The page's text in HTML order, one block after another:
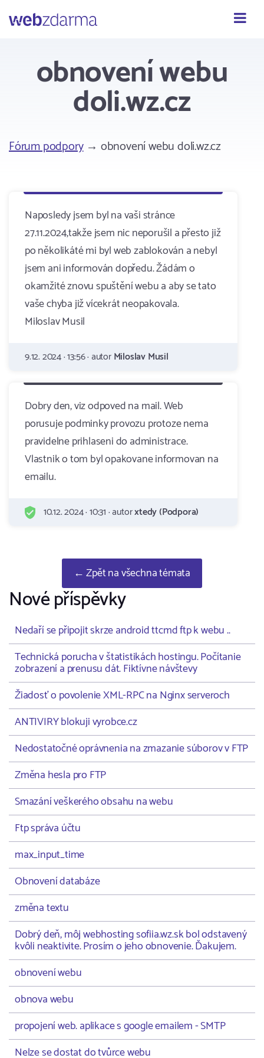
Webzdarma
obnovení webu
doli.wz.cz
Fórum podpory→ obnovení webu doli.wz.cz
Naposledy jsem byl na vaši stránce
27.11.2024,takže jsem nic neporušil a přesto již
po několikáté mi byl web zablokován a nebyl
jsem ani informován dopředu. Žádám o
okamžité znovu spuštění webu a aby se tato
vaše chyba již vícekrát neopakovala.
Miloslav Musil
9.12. 2024 · 13:56 · autorMiloslav Musil
Dobry den, viz odpoved na mail. Web
porusuje podminky provozu protoze nema
pravidelne prihlaseni do administrace.
Vlastnik o tom byl opakovane informovan na
emailu.
10.12. 2024 · 10:31 · autorxtedy (Podpora)
← Zpět na všechna témata
Nové příspěvky
Nedaří se připojit skrze android ttcmd ftp k webu ..
Technická porucha v štatistikách hostingu. Počítanie
zobrazení a prenusu dát. Fiktívne návštevy
Žiadosť o povolenie XML-RPC na Nginx serveroch
ANTIVIRY blokuji vyrobce.cz
Nedostatočné oprávnenia na zmazanie súborov v FTP
Změna hesla pro FTP
Smazání veškerého obsahu na webu
Ftp správa účtu
max_input_time
Obnovení databáze
změna textu
Dobrý deň, môj webhosting sofiia.wz.sk bol odstavený
kvôli neaktivite. Prosím o jeho obnovenie. Ďakujem.
obnovení webu
obnova webu
propojení web. aplikace s google emailem - SMTP
Nelze se dostat do tvůrce webu